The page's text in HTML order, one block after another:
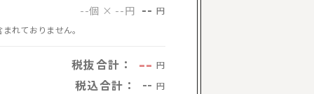
--個 × --円 -- 円
れておりません。
税抜合計： -- 円
税込合計： -- 円